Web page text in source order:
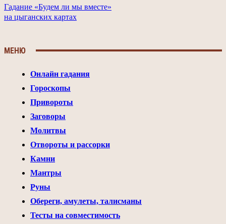
Гадание «Будем ли мы вместе»
на цыганских картах
МЕНЮ
Онлайн гадания
Гороскопы
Привороты
Заговоры
Молитвы
Отвороты и рассорки
Камни
Мантры
Руны
Обереги, амулеты, талисманы
Тесты на совместимость